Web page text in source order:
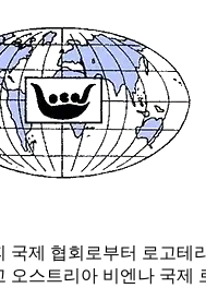
국제 협회로부터 로고테
오스트리아 비엔나 국제